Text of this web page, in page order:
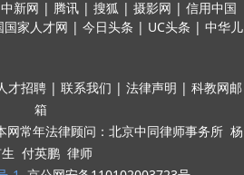
| 腾讯 | 搜狐 | 摄影网 | 信用中国
家人才网 | 今日头条 | UC头条 | 中华儿
才招聘 | 联系我们 | 法律声明 | 科教网邮
箱
常年法律顾问：北京中同律师事务所 杨
付英鹏 律师